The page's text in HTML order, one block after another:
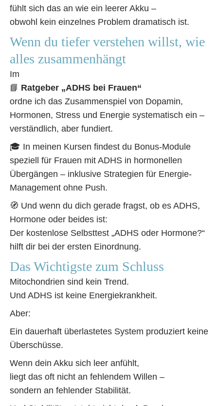
fühlt sich das an wie ein leerer Akku –
obwohl kein einzelnes Problem dramatisch ist.
Wenn du tiefer verstehen willst, wie
alles zusammenhängt
Im
📘 Ratgeber „ADHS bei Frauen“
ordne ich das Zusammenspiel von Dopamin,
Hormonen, Stress und Energie systematisch ein –
verständlich, aber fundiert.
🎓 In meinen Kursen findest du Bonus-Module
speziell für Frauen mit ADHS in hormonellen
Übergängen – inklusive Strategien für Energie-
Management ohne Push.
🧭 Und wenn du dich gerade fragst, ob es ADHS,
Hormone oder beides ist:
Der kostenlose Selbsttest „ADHS oder Hormone?“
hilft dir bei der ersten Einordnung.
Das Wichtigste zum Schluss
Mitochondrien sind kein Trend.
Und ADHS ist keine Energiekrankheit.
Aber:
Ein dauerhaft überlastetes System produziert keine
Überschüsse.
Wenn dein Akku sich leer anfühlt,
liegt das oft nicht an fehlendem Willen –
sondern an fehlender Stabilität.